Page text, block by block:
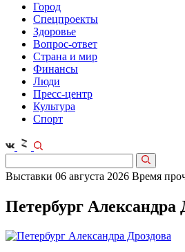
Город
Спецпроекты
Здоровье
Вопрос-ответ
Страна и мир
Финансы
Люди
Пресс-центр
Культура
Спорт
Выставки 06 августа 2026 Время
Петербург Александра